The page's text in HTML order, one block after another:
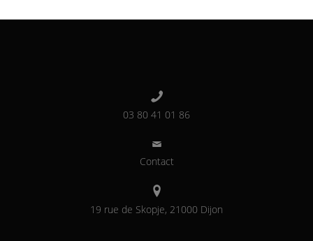
03 80 41 01 86
Contact
19 rue de Skopje, 21000 Dijon